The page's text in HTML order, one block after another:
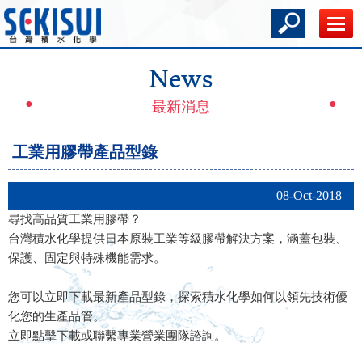
News
最新消息
工業用膠帶產品型錄
08-Oct-2018
尋找高品質工業用膠帶？
台灣積水化學提供日本原裝工業等級膠帶解決方案，涵蓋包裝、
保護、固定與特殊機能需求。
您可以立即下載最新產品型錄，探索積水化學如何以領先技術優
化您的生產品管。
立即點擊下載或聯繫專業營業團隊諮詢。